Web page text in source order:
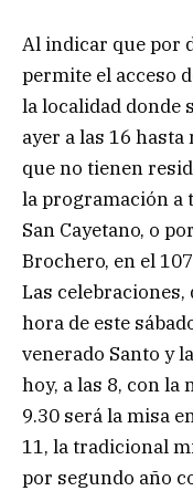
Al indicar que por
permite el acceso
la localidad donde
ayer a las 16 hasta
que no tienen
la programación a
San Cayetano, o
Brochero, en el
Las
hora de este
venerado Santo y
hoy, a las 8, con la
9.30 será la misa
11, la tradicional
por segundo año